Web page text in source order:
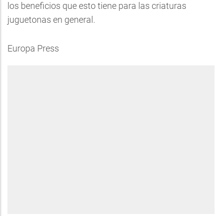
los beneficios que esto tiene para las criaturas
juguetonas en general.
Europa Press